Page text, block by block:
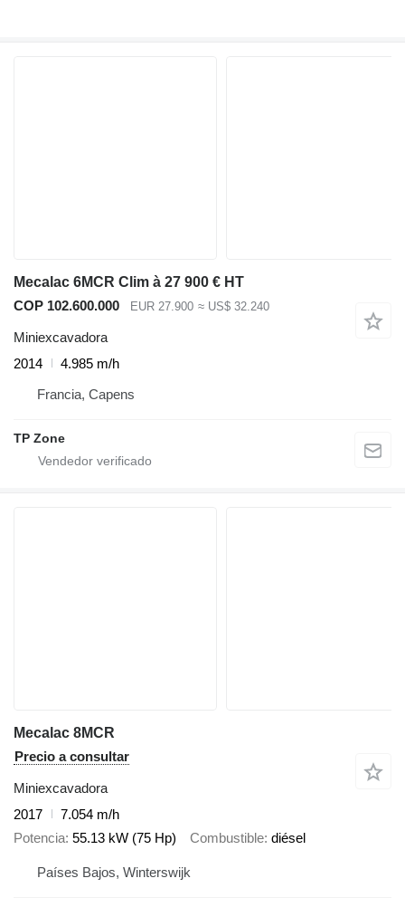
Mecalac 6MCR Clim à 27 900 € HT
COP 102.600.000
EUR 27.900 ≈ US$ 32.240
Miniexcavadora
2014
4.985 m/h
Francia, Capens
TP Zone
Mecalac 8MCR
Precio a consultar
Miniexcavadora
2017
7.054 m/h
Potencia 55.13 kW (75 Hp) Combustible diésel
Países Bajos, Winterswijk